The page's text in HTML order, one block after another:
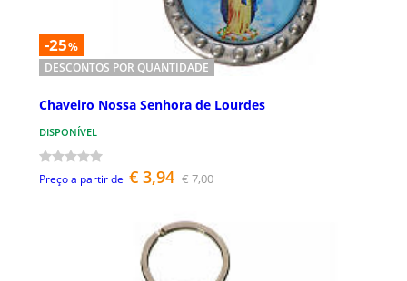
-25%
DESCONTOS POR QUANTIDADE
Chaveiro Nossa Senhora de Lourdes
DISPONÍVEL
Preço a partir de € 3,94 € 7,00